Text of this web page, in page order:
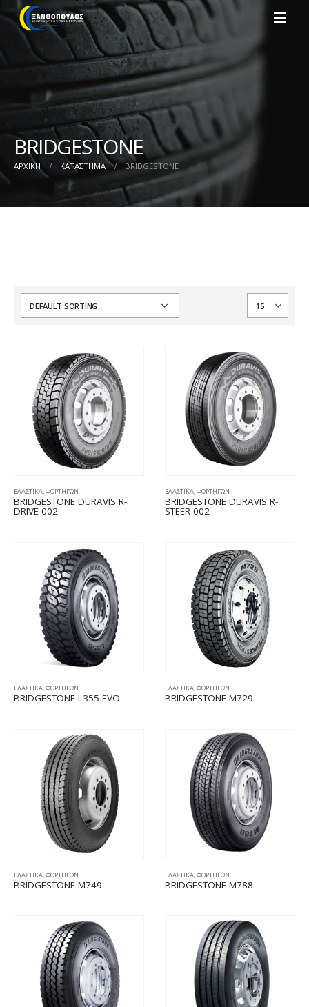
BRIDGESTONE
ΑΡΧΙΚΉ ΚΑΤΆΣΤΗΜΑ BRIDGESTONE
ΕΛΑΣΤΙΚΑ,ΦΟΡΤΗΓΩΝ
BRIDGESTONE DURAVIS R-
DRIVE 002
ΕΛΑΣΤΙΚΑ,ΦΟΡΤΗΓΩΝ
BRIDGESTONE DURAVIS R-
STEER 002
ΕΛΑΣΤΙΚΑ,ΦΟΡΤΗΓΩΝ
BRIDGESTONE L355 EVO
ΕΛΑΣΤΙΚΑ,ΦΟΡΤΗΓΩΝ
BRIDGESTONE M729
ΕΛΑΣΤΙΚΑ ΦΟΡΤΗΓΩΝ
BRIDGESTONE M749
ΕΛΑΣΤΙΚΑ ΦΟΡΤΗΓΩΝ
BRIDGESTONE M788